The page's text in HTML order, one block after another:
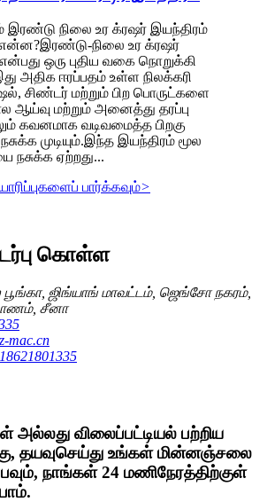
இரண்டு நிலை உர க்ரஷர் இயந்திரம்
நிலை உர க்ரஷர்
ஒரு புதிய வகை நொறுக்கி
அதிக ஈரப்பதம் உள்ள நிலக்கரி
சிண்டர் மற்றும் பிற பொருட்களை
ஆய்வு மற்றும் அனைத்து தரப்பு
கவனமாக வடிவமைத்த பிறகு
முடியும்.இந்த இயந்திரம் மூல
ஏற்றது...
பார்க்கவும்>
கொள்ள
ஜிங்யாங் மாவட்டம், ஜெங்சோ நகரம்,
சீனா
mac.cn
அல்லது விலைப்பட்டியல் பற்றிய
தயவுசெய்து உங்கள் மின்னஞ்சலை
நாங்கள் 24 மணிநேரத்திற்குள்